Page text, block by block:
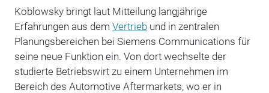
Koblowsky bringt laut Mitteilung langjährige
Erfahrungen aus dem Vertriebund in zentralen
Planungsbereichen bei Siemens Communications für
seine neue Funktion ein. Von dort wechselte der
studierte Betriebswirt zu einem Unternehmen im
Bereich des Automotive Aftermarkets, wo er in